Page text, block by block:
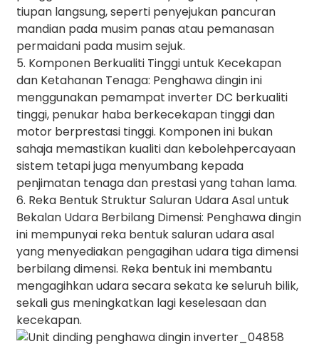
tiupan langsung, seperti penyejukan pancuran
mandian pada musim panas atau pemanasan
permaidani pada musim sejuk.
5. Komponen Berkualiti Tinggi untuk Kecekapan
dan Ketahanan Tenaga: Penghawa dingin ini
menggunakan pemampat inverter DC berkualiti
tinggi, penukar haba berkecekapan tinggi dan
motor berprestasi tinggi. Komponen ini bukan
sahaja memastikan kualiti dan kebolehpercayaan
sistem tetapi juga menyumbang kepada
penjimatan tenaga dan prestasi yang tahan lama.
6. Reka Bentuk Struktur Saluran Udara Asal untuk
Bekalan Udara Berbilang Dimensi: Penghawa dingin
ini mempunyai reka bentuk saluran udara asal
yang menyediakan pengagihan udara tiga dimensi
berbilang dimensi. Reka bentuk ini membantu
mengagihkan udara secara sekata ke seluruh bilik,
sekali gus meningkatkan lagi keselesaan dan
kecekapan.